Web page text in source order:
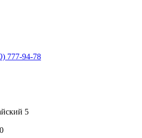
777-94-78
5